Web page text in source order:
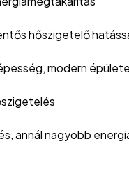
hőszigetelő
modern
annál nagyobb